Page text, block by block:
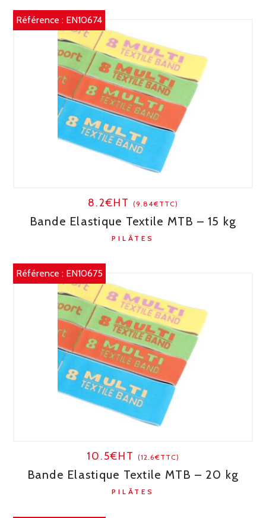
Référence : EN10674
8.2€HT (9.84€TTC)
Bande Elastique Textile MTB – 15 kg
PILÂTES
Référence : EN10675
10.5€HT (12.6€TTC)
Bande Elastique Textile MTB – 20 kg
PILÂTES